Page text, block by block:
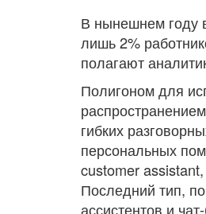
В нынешнем году
лишь 2%
полагают
Полигоном для
гибких
персональных
customer
Последний тип,
ассистентов и